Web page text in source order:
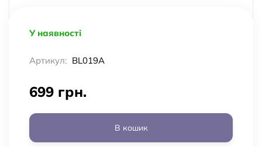
У наявності
Артикул: BL019A
699 грн.
В кошик